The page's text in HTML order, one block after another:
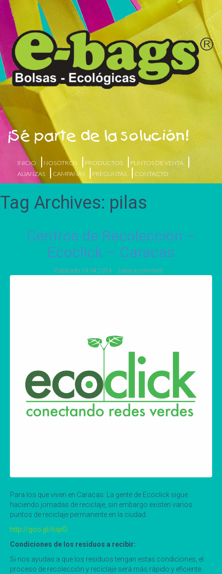
¡Sé parte de la solución!
INICIO NOSOTROS PRODUCTOS
PUNTOS DE VENTA
ALIANZAS
CAMPAÑAS PREGUNTAS CONTACTO
Tag Archives: pilas
Centros de Recolección –
Ecoclick – Caracas
Publicado 19 04 2014 Leave a comment
Para los que viven en Caracas: La gente de Ecoclick sigue
haciendo jornadas de reciclaje, sin embargo existen varios
puntos de reciclaje permanente en la ciudad.
http://goo.gl/6ajrD
Condiciones de los residuos a recibir:
Si nos ayudas a que los residuos tengan estas condiciones, el
proceso de recolección y reciclaje será más rápido y eficiente.